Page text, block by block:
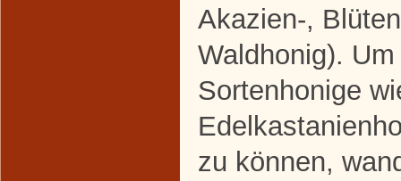
Akazien-,
Waldhonig).
Sortenhonige
zu können,